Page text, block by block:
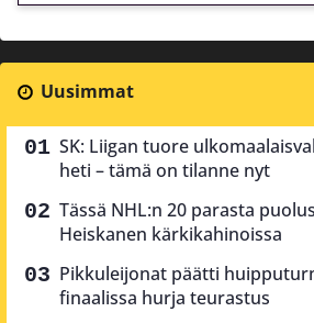
Uusimmat
SK: Liigan tuore
heti – tämä on tilanne nyt
Tässä NHL:n 20 parasta
Heiskanen kärkikahinoissa
Pikkuleijonat päätti
finaalissa hurja teurastus